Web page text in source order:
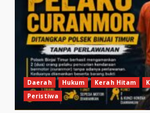
Daerah Hukum Kerah Hitam
Peristiwa